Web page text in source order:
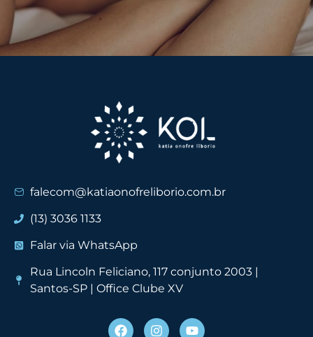
falecom@katiaonofreliborio.com.br
(13) 3036 1133
Falar via WhatsApp
Rua Lincoln Feliciano, 117 conjunto 2003 |
Santos-SP | Office Clube XV